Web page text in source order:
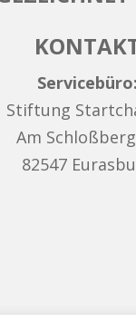
Stiftung
Am
82547